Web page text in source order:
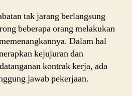
tak jarang berlangsung
beberapa orang melakukan
Dalam hal
kejujuran dan
kontrak kerja, ada
jawab pekerjaan.